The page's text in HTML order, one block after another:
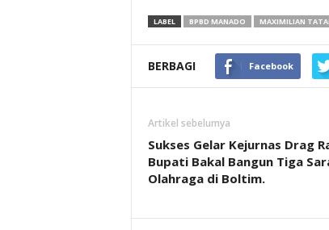
LABEL BPBD MANADO MAXIMILIAN
BERBAGI Facebook
Artikel sebelumya
Sukses Gelar Kejurnas Drag
Bupati Bakal Bangun Tiga
Olahraga di Boltim.